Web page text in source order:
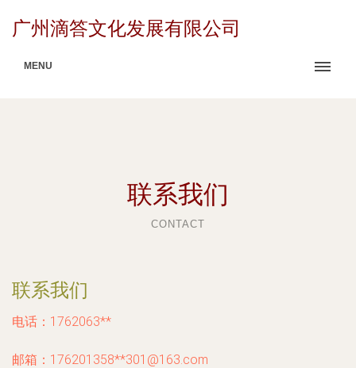
广州滴答文化发展有限公司
MENU
联系我们
CONTACT
联系我们
电话：1762063**
邮箱：176201358**301@163.com